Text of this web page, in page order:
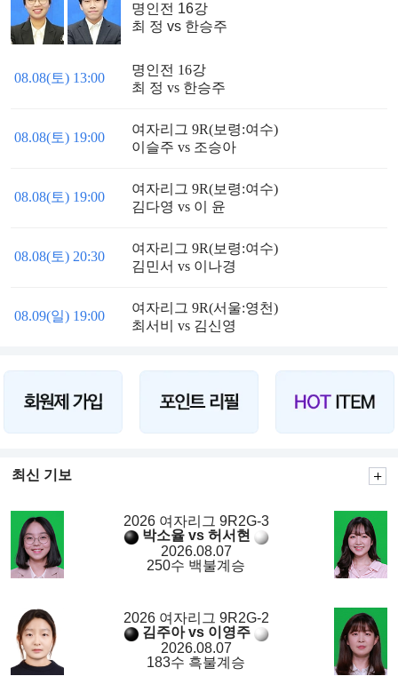
명인전 16강
최 정 vs 한승주
08.08(토) 13:00
명인전 16강
최 정 vs 한승주
08.08(토) 19:00
여자리그 9R(보령:여수)
이슬주 vs 조승아
08.08(토) 19:00
여자리그 9R(보령:여수)
김다영 vs 이 윤
08.08(토) 20:30
여자리그 9R(보령:여수)
김민서 vs 이나경
08.09(일) 19:00
여자리그 9R(서울:영천)
최서비 vs 김신영
최신 기보
2026 여자리그 9R2G-3
박소율 vs 허서현
2026.08.07
250수 백불계승
2026 여자리그 9R2G-2
김주아 vs 이영주
2026.08.07
183수 흑불계승